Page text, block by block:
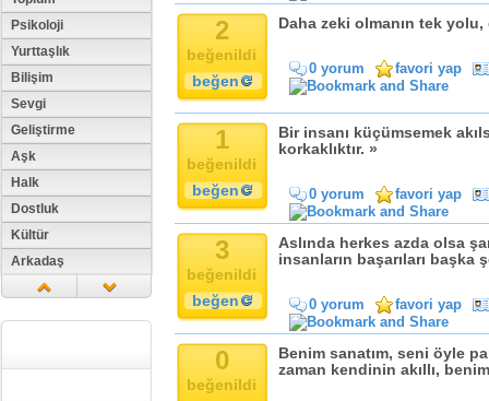
Psikoloji
Yurttaşlık
Bilişim
Sevgi
Geliştirme
Aşk
Halk
Dostluk
Kültür
Arkadaş
Din
2
beğenildi
beğen
Daha zeki olmanın tek
0 yorum favori yap
1
beğenildi
beğen
Bir insanı küçümsemek
korkaklıktır. »
0 yorum favori yap
3
beğenildi
beğen
Aslında herkes azda olsa
insanların başarıları başka
0 yorum favori yap
0
beğenildi
Benim sanatım, seni öyle
zaman kendinin akıllı,